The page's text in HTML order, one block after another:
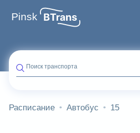
Pinsk
Поиск транспорта
Расписание Автобус 15